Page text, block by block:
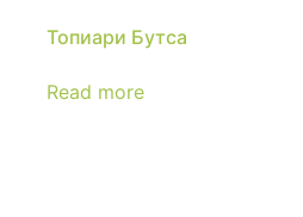
Топиари Бутса
Read more